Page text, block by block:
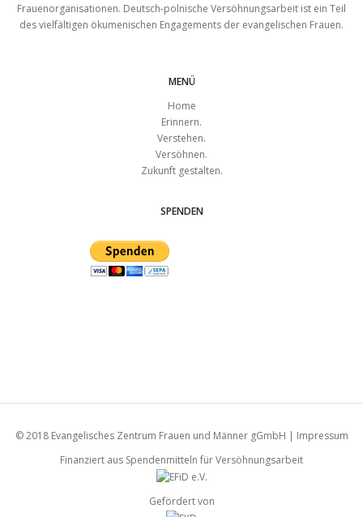
Frauenorganisationen. Deutsch-polnische Versöhnungsarbeit ist ein Teil
des vielfältigen ökumenischen Engagements der evangelischen Frauen.
MENÜ
Home
Erinnern.
Verstehen.
Versöhnen.
Zukunft gestalten.
SPENDEN
© 2018 Evangelisches Zentrum Frauen und Männer gGmbH | Impressum
Finanziert aus Spendenmitteln für Versöhnungsarbeit
Gefördert von